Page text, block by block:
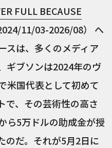
FULL BECAUSE
11/03-2026/08） へ
スは、多くのメディア
ギブソンは2024年のヴ
米国代表として初めて
で、その芸術性の高さ
ら5万ドルの助成金が授
のだ。それが5月2日に